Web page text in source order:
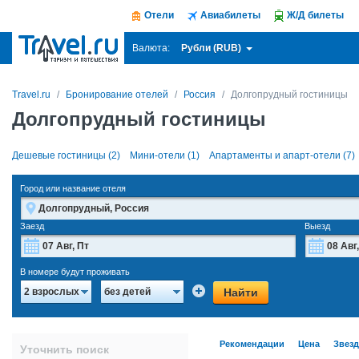
Отели Авиабилеты Ж/Д билеты
Валюта: Рубли (RUB)
Travel.ru Бронирование отелей Россия Долгопрудный гостиницы
Долгопрудный гостиницы
Дешевые гостиницы (2) Мини-отели (1) Апартаменты и апарт-отели (7)
Город или название отеля
Заезд
Пн Вт Ср Чт Пт Сб Вс
27 28 29 30 1 2
Выезд
В номере будут проживать
2 взрослых без детей Найти
Уточнить поиск Рекомендации Цена